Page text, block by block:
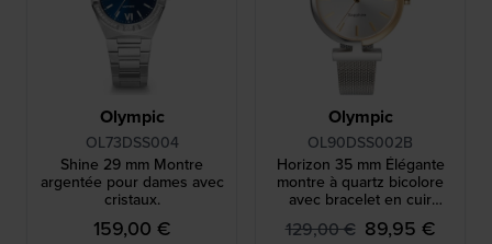
Olympic
OL73DSS004
Shine 29 mm Montre
argentée pour dames avec
cristaux.
159,00 €
Olympic
OL90DSS002B
Horizon 35 mm Élégante
montre à quartz bicolore
avec bracelet en cuir
supplémentaire
129,00 € 89,95 €